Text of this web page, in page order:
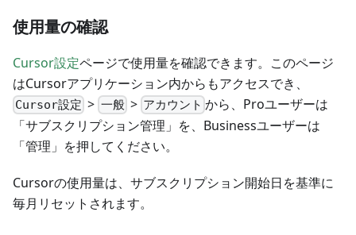
使用量の確認
Cursor設定ページで使用量を確認できます。このページ
はCursorアプリケーション内からもアクセスでき、
Cursor設定 > 一般> アカウント から、Proユーザーは
「サブスクリプション管理」を、Businessユーザーは
「管理」を押してください。
Cursorの使用量は、サブスクリプション開始日を基準に
毎月リセットされます。